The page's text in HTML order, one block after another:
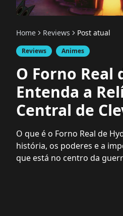
Home Reviews Post atual
Reviews Animes
O Forno Real
Entenda a
Central de
O que é o Forno Real de
história, os poderes e a
que está no centro da